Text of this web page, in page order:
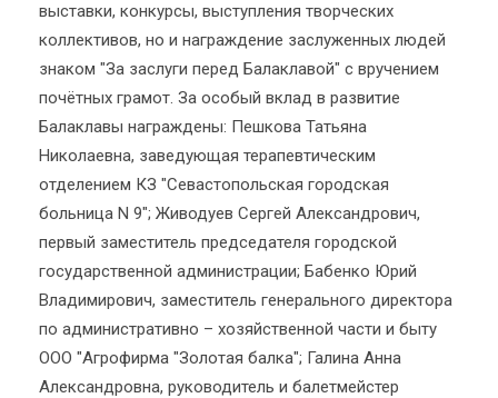
выставки, конкурсы, выступления творческих
коллективов, но и награждение заслуженных людей
знаком "За заслуги перед Балаклавой" с вручением
почётных грамот. За особый вклад в развитие
Балаклавы награждены: Пешкова Татьяна
Николаевна, заведующая терапевтическим
отделением КЗ "Севастопольская городская
больница N 9"; Живодуев Сергей Александрович,
первый заместитель председателя городской
государственной администрации; Бабенко Юрий
Владимирович, заместитель генерального директора
по административно – хозяйственной части и быту
ООО "Агрофирма "Золотая балка"; Галина Анна
Александровна, руководитель и балетмейстер